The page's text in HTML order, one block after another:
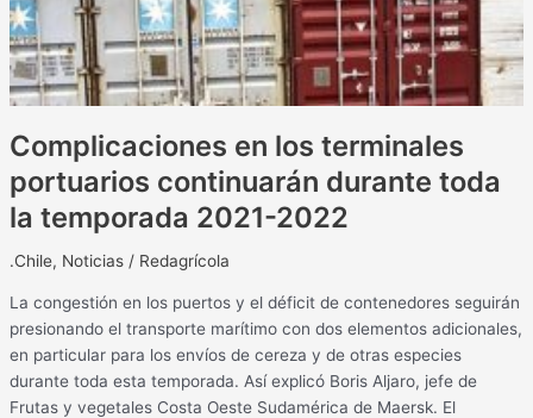
Complicaciones en los terminales
portuarios continuarán durante toda
la temporada 2021-2022
.Chile, Noticias / Redagrícola
La congestión en los puertos y el déficit de contenedores seguirán
presionando el transporte marítimo con dos elementos adicionales,
en particular para los envíos de cereza y de otras especies
durante toda esta temporada. Así explicó Boris Aljaro, jefe de
Frutas y vegetales Costa Oeste Sudamérica de Maersk. El